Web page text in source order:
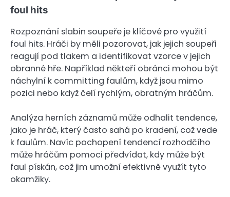
foul hits
Rozpoznání slabin soupeře je klíčové pro využití
foul hits. Hráči by měli pozorovat, jak jejich soupeři
reagují pod tlakem a identifikovat vzorce v jejich
obranné hře. Například někteří obránci mohou být
náchylní k committing faulům, když jsou mimo
pozici nebo když čelí rychlým, obratným hráčům.
Analýza herních záznamů může odhalit tendence,
jako je hráč, který často sahá po kradení, což vede
k faulům. Navíc pochopení tendencí rozhodčího
může hráčům pomoci předvídat, kdy může být
faul pískán, což jim umožní efektivně využít tyto
okamžiky.